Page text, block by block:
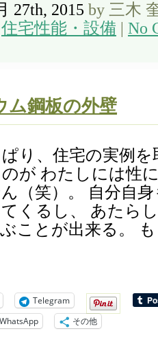
27th, 2015 by 三木
住宅性能・設備 No
ム鋼板の外壁
り、住宅の実例
のが わたしには性
（笑）。 自分自
くるし、 あたら
ことが出来る。
Telegram
WhatsApp その他